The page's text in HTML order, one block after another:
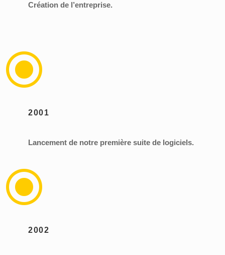
Création de l’entreprise.
\
2001
Lancement de notre première suite de logiciels.
\
2002